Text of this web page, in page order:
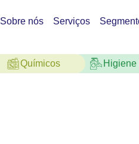
Sobre nós Serviços
Químicos Higiene